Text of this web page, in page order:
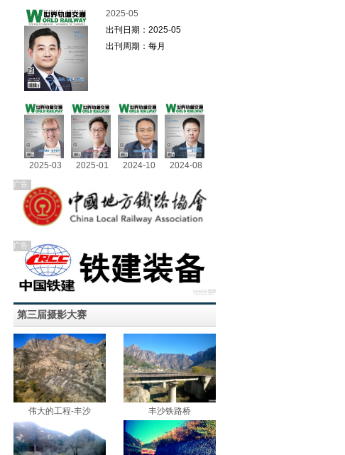
2025-05
出刊日期：2025-05
出刊周期：每月
2025-03 2025-01 2024-10 2024-08
广告
广告
第三届摄影大赛
伟大的工程-丰沙 丰沙铁路桥